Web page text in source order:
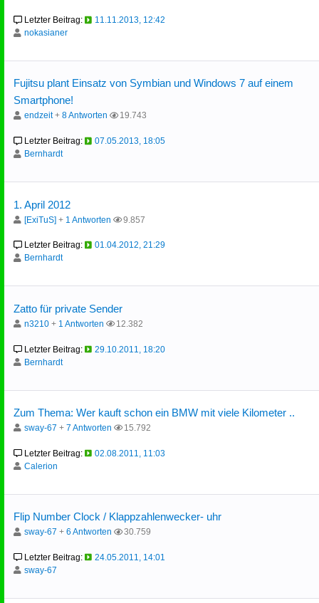
Letzter Beitrag:
11.11.2013, 12:42
nokasianer
Fujitsu plant Einsatz von Symbian und Windows 7 auf einem
Smartphone!
endzeit+ 8 Antworten 19.743
Letzter Beitrag:
07.05.2013, 18:05
Bernhardt
1. April 2012
[ExiTuS] + 1 Antworten 9.857
Letzter Beitrag:
01.04.2012, 21:29
Bernhardt
Zatto für private Sender
n3210+ 1 Antworten 12.382
Letzter Beitrag:
29.10.2011, 18:20
Bernhardt
Zum Thema: Wer kauft schon ein BMW mit viele Kilometer ..
sway-67 + 7 Antworten 15.792
Letzter Beitrag:
02.08.2011, 11:03
Calerion
Flip Number Clock / Klappzahlenwecker- uhr
sway-67 + 6 Antworten 30.759
Letzter Beitrag:
24.05.2011, 14:01
sway-67